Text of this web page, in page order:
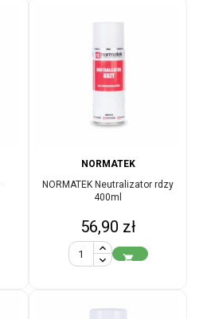
NORMATEK
NORMATEK Neutralizator rdzy
400ml
Cena
56,90 zł
